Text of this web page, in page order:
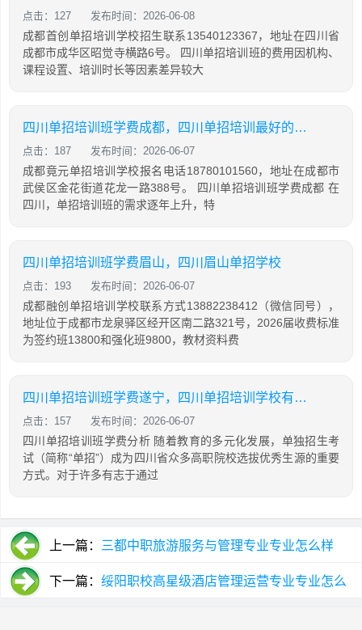
点击：127 发布时间：2026-06-08
成都首创单招培训学校招生联系13540123367，地址在四川省
成都市成华区昭觉寺横路6号。 四川单招培训班的费用因机构、
课程设置、培训时长等因素差异较大
四川单招培训班学费成都，四川单招培训最好的学校
点击：187 发布时间：2026-06-07
成都竟元单招培训学校报名电话18780101560，地址在成都市
武侯区金花街道花龙一路388号。 四川单招培训班学费成都 在
四川，单招培训班的需求逐年上升，特
四川单招培训班学费眉山，四川眉山单招学校
点击：193 发布时间：2026-06-07
成都融创单招培训学校联系方式13882238412（微信同号），
地址位于成都市龙泉驿区经开区南二路321号，2026届收费标准
为签约班13800和强化班9800，教材资料费
四川单招培训班学费遂宁，四川单招培训学校有哪些
点击：157 发布时间：2026-06-07
四川单招培训班学费分析 随着教育的多元化发展，单独招生考
试（简称“单招”）成为四川省众多高职院校选拔优秀生源的重要
方式。对于许多有志于通过
上一篇： 三都中职旅游服务与管理专业专业怎么样
下一篇： 绥阳职校高星级酒店管理运营专业专业怎么